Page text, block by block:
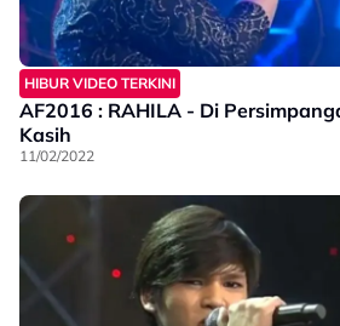
HIBUR VIDEO TERKINI
AF2016 : RAHILA - Di
Kasih
11/02/2022